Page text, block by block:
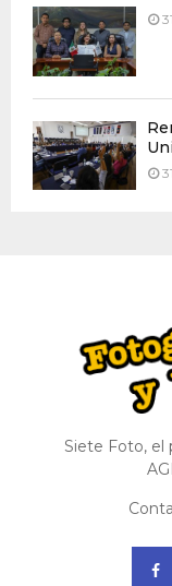
Siete Foto, el